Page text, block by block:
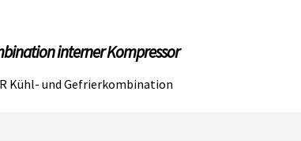
Menge
interner Kompressor
Kühl- und Gefrierkombination